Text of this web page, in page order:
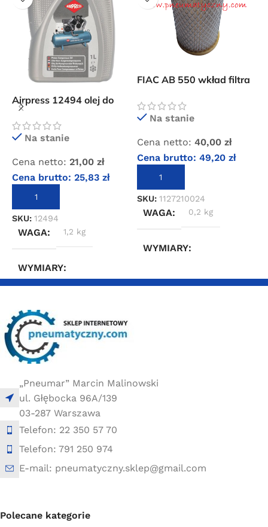
Airpress 12494 olej do
sprężarek tłokowych
LDAA 100
Na stanie
Cena netto: 21,00 zł
Cena brutto: 25,83 zł
DODAJ DO KOSZYKA
SKU: 12494
WAGA 1,2 kg
WYMIARY
FIAC AB 550 wkład filtra
Na stanie
Cena netto: 40,00 zł
Cena brutto: 49,20 zł
DODAJ DO KOSZYKA
SKU: 1127210024
WAGA 0,2 kg
WYMIARY
5 × 5 × 5 cm
„Pneumar” Marcin Malinowski
ul. Głębocka 96A/139
03-287 Warszawa
Telefon: 22 350 57 70
Telefon: 791 250 974
E-mail: pneumatyczny.sklep@gmail.com
Polecane kategorie